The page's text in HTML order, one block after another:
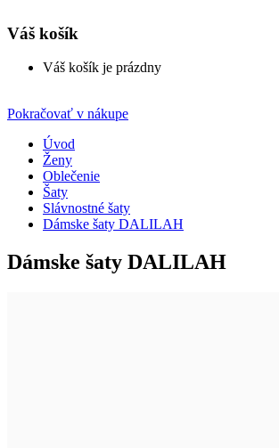
Váš košík
Váš košík je prázdny
Pokračovať v nákupe
Úvod
Ženy
Oblečenie
Šaty
Slávnostné šaty
Dámske šaty DALILAH
Dámske šaty DALILAH